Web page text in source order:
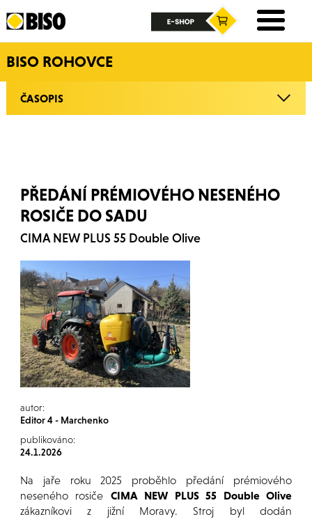
BISO ROHOVCE
ČASOPIS
PŘEDÁNÍ PRÉMIOVÉHO NESENÉHO
ROSIČE DO SADU
CIMA NEW PLUS 55 Double Olive
autor:
Editor 4 - Marchenko
publikováno:
24.1.2026
Na jaře roku 2025 proběhlo předání prémiového
neseného rosiče CIMA NEW PLUS 55 Double Olive
zákazníkovi z jižní Moravy. Stroj byl dodán